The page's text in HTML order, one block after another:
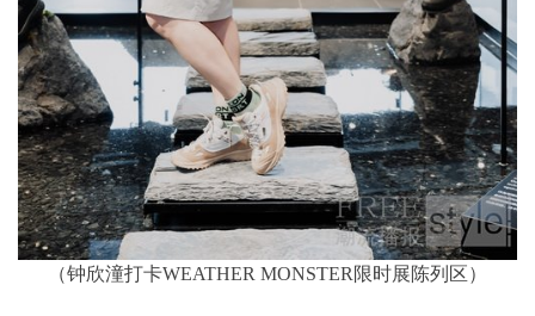
（钟欣潼打卡WEATHER MONSTER限时展陈列区）